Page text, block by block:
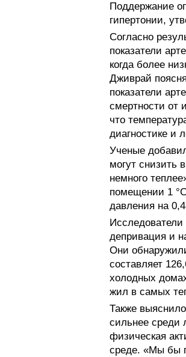
Поддержание
гипертонии,
Согласно
показатели
когда более
Дживрай
показатели
смертности от
что
диагностике и
Ученые
могут снизить
немного
помещении 1
давления на
депривация и
Они
составляет
холодных
жил в самых
Также
сильнее среди
физическая
среде. «Мы бы